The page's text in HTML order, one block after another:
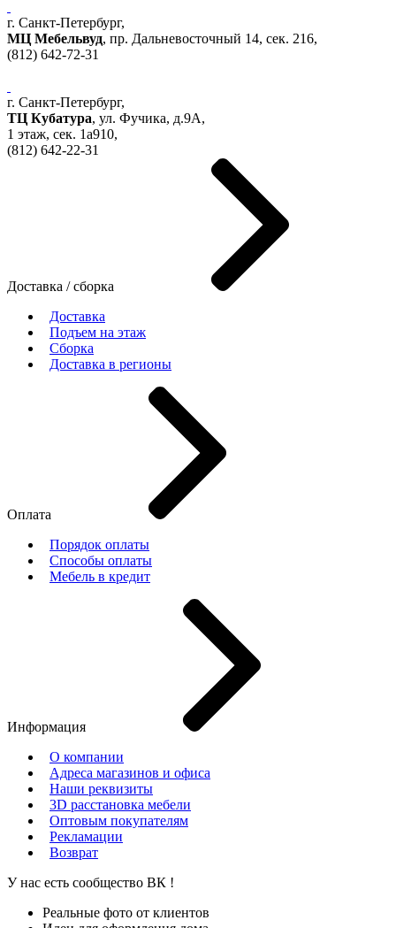
г. Санкт-Петербург,
МЦ Мебельвуд, пр. Дальневосточный 14, сек. 216,
(812) 642-72-31
г. Санкт-Петербург,
ТЦ Кубатура, ул. Фучика, д.9А,
1 этаж, сек. 1a910,
(812) 642-22-31
Доставка / сборка
Доставка
Подъем на этаж
Сборка
Доставка в регионы
Оплата
Порядок оплаты
Способы оплаты
Мебель в кредит
Информация
О компании
Адреса магазинов и офиса
Наши реквизиты
3D расстановка мебели
Оптовым покупателям
Рекламации
Возврат
У нас есть сообщество ВК !
Реальные фото от клиентов